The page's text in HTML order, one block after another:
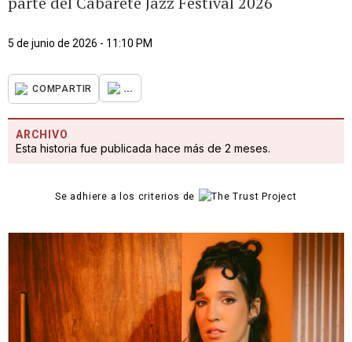
5 de junio de 2026 - 11:10 PM
COMPARTIR ...
ARCHIVO
Esta historia fue publicada hace más de 2 meses.
Se adhiere a los criterios de